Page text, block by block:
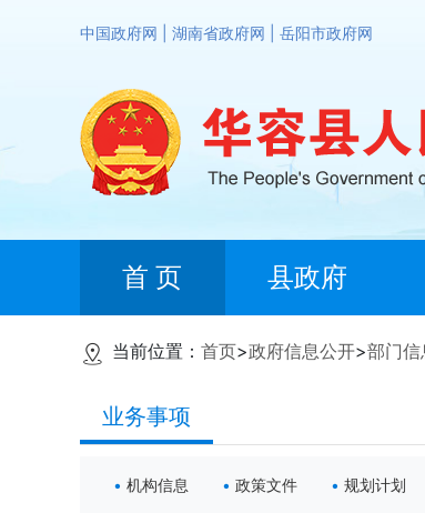
中国政府网 湖南省政府网 岳阳市政府网
首 页 县政府
当前位置： 首页>政府信息公开>部门
业务事项
机构信息 政策文件 规划计划